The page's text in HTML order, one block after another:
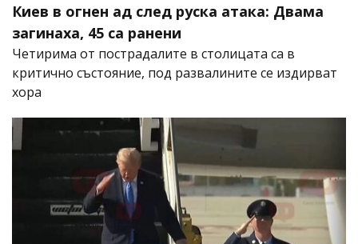
Киев в огнен ад след руска атака: Двама
загинаха, 45 са ранени
Четирима от пострадалите в столицата са в
критично състояние, под развалините се издирват
хора